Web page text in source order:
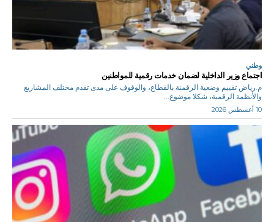
وطني
اجتماع وزير الداخلية لضمان خدمات رقمية للمواطنين
م.رياض تقييم وضعية الرقمنة بالقطاع، والوقوف على مدى تقدم مختلف المشاريع
والأنظمة الرقمية، شكلا موضوع...
10 أغسطس 2026